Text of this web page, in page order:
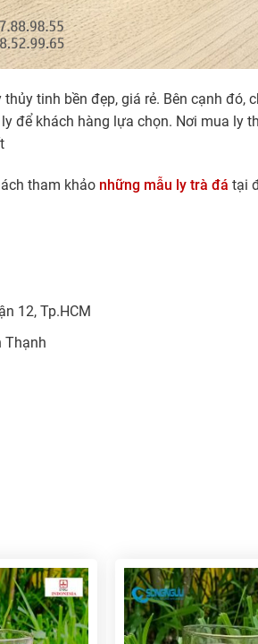
tinh bền đẹp, giá rẻ. Bên cạnh đó,
để khách hàng lựa chọn. Nơi mua ly
tham khảo những mẫu ly trà đá tại
12, Tp.HCM
Thạnh